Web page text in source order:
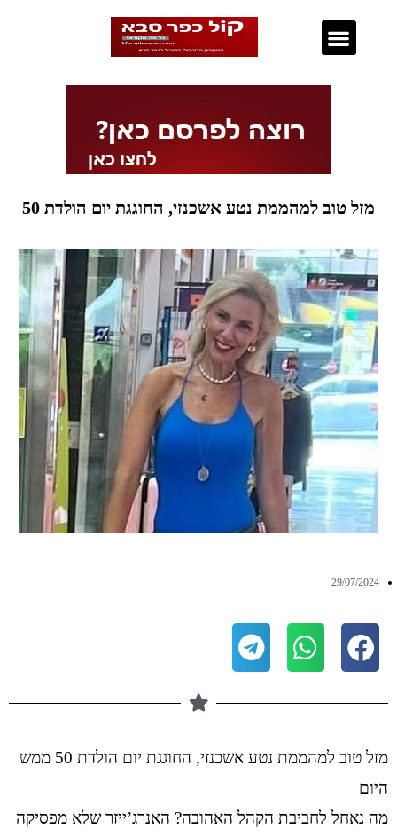
מזל טוב למהממת נטע אשכנזי, החוגגת יום הולדת 50
29/07/2024
מזל טוב למהממת נטע אשכנזי, החוגגת יום הולדת 50 ממש
היום
מה נאחל לחביבת הקהל האהובה? האנרג’ייזר שלא מפסיקה